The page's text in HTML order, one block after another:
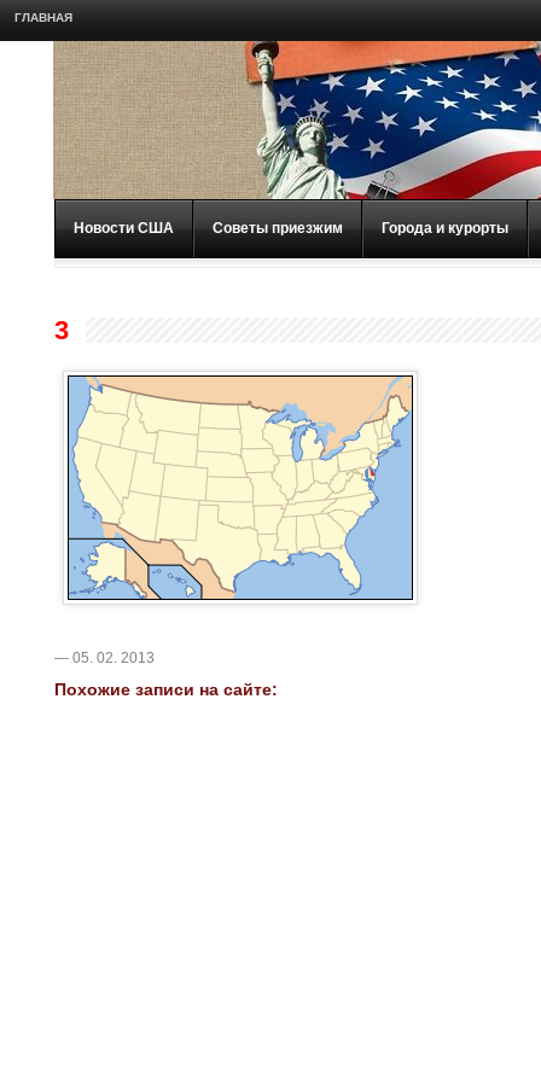
ГЛАВНАЯ
Новости США Советы приезжим Города и курорты
3
— 05. 02. 2013
Похожие записи на сайте: